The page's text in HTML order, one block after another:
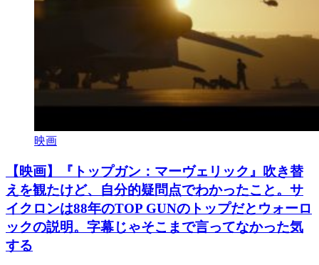
映画
【映画】『トップガン：マーヴェリック』吹き替
えを観たけど、自分的疑問点でわかったこと。サ
イクロンは88年のTOP GUNのトップだとウォーロ
ックの説明。字幕じゃそこまで言ってなかった気
する